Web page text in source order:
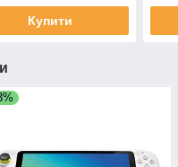
Купити